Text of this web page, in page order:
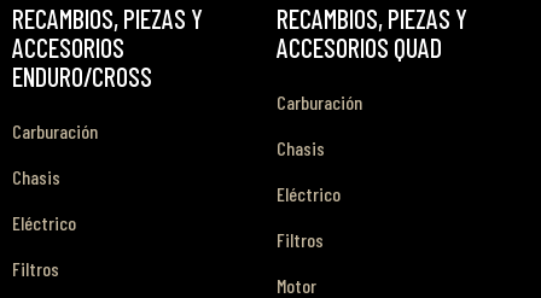
RECAMBIOS, PIEZAS Y
ACCESORIOS
ENDURO/CROSS
Carburación
Chasis
Eléctrico
Filtros
RECAMBIOS, PIEZAS Y
ACCESORIOS QUAD
Carburación
Chasis
Eléctrico
Filtros
Motor